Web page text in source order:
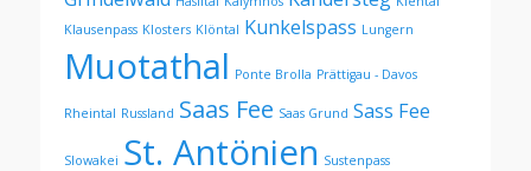
Klausenpass Klosters Klöntal Kunkelspass Lungern
Muotathal Ponte Brolla Prättigau - Davos
Rheintal Russland Saas Fee Saas Grund Sass Fee
Slowakei St. Antönien Sustenpass